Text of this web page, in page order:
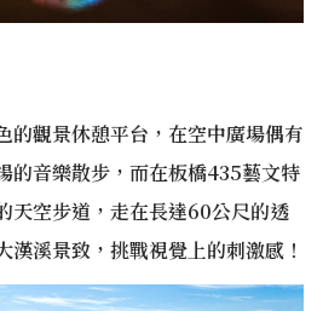
的觀景休憩平台，在空中廣場偶有
的音樂散步，而在板橋435藝文特
天空步道，走在長達60公尺的透
漢溪景致，挑戰視覺上的刺激感！